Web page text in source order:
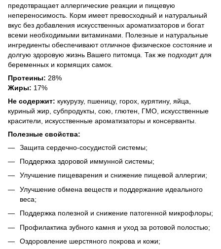
предотвращает аллергические реакции и пищевую
непереносимость. Корм имеет превосходный и натуральный
вкус без добавления искусственных ароматизаторов и богат
всеми необходимыми витаминами. Полезные и натуральные
ингредиенты обеспечивают отличное физическое состояние и
долгую здоровую жизнь Вашего питомца. Так же подходит для
беременных и кормящих самок.
Протеины: 28%
Жиры: 17%
Не содержит: кукурузу, пшеницу, горох, курятину, яйца,
куриный жир, субпродукты, сою, глютен, ГМО, искусственные
красители, искусственные ароматизаторы и консерванты.
Полезные свойства:
Защита сердечно-сосудистой системы;
Поддержка здоровой иммунной системы;
Улучшение пищеварения и снижение пищевой аллергии;
Улучшение обмена веществ и поддержание идеального
веса;
Поддержка полезной и снижение патогенной микрофлоры;
Профилактика зубного камня и уход за ротовой полостью;
Оздоровление шерстяного покрова и кожи;